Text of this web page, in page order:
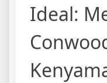
Ideal: